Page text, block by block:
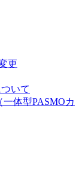
更
いて
体型PASMOカ